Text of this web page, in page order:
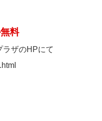
料
ラザのHPにて